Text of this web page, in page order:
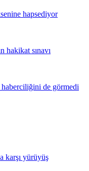
hapsediyor
hakikat sınavı
haberciliğini de görmedi
karşı yürüyüş